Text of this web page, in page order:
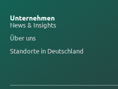
Unternehmen
News & Insights
Über uns
Standorte in Deutschland